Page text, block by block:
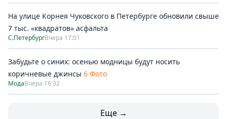
На улице Корнея Чуковского в Петербурге обновили свыше
7 тыс. «квадратов» асфальта
С.ПетербургВчера 17:01
Забудьте о синих: осенью модницы будут носить
коричневые джинсы 6 Фото
МодаВчера 16:32
Еще →